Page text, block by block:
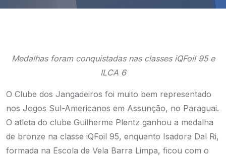
Medalhas foram conquistadas nas classes iQFoil 95 e
ILCA 6
O Clube dos Jangadeiros foi muito bem representado
nos Jogos Sul-Americanos em Assunção, no Paraguai.
O atleta do clube Guilherme Plentz ganhou a medalha
de bronze na classe iQFoil 95, enquanto Isadora Dal Ri,
formada na Escola de Vela Barra Limpa, ficou com o